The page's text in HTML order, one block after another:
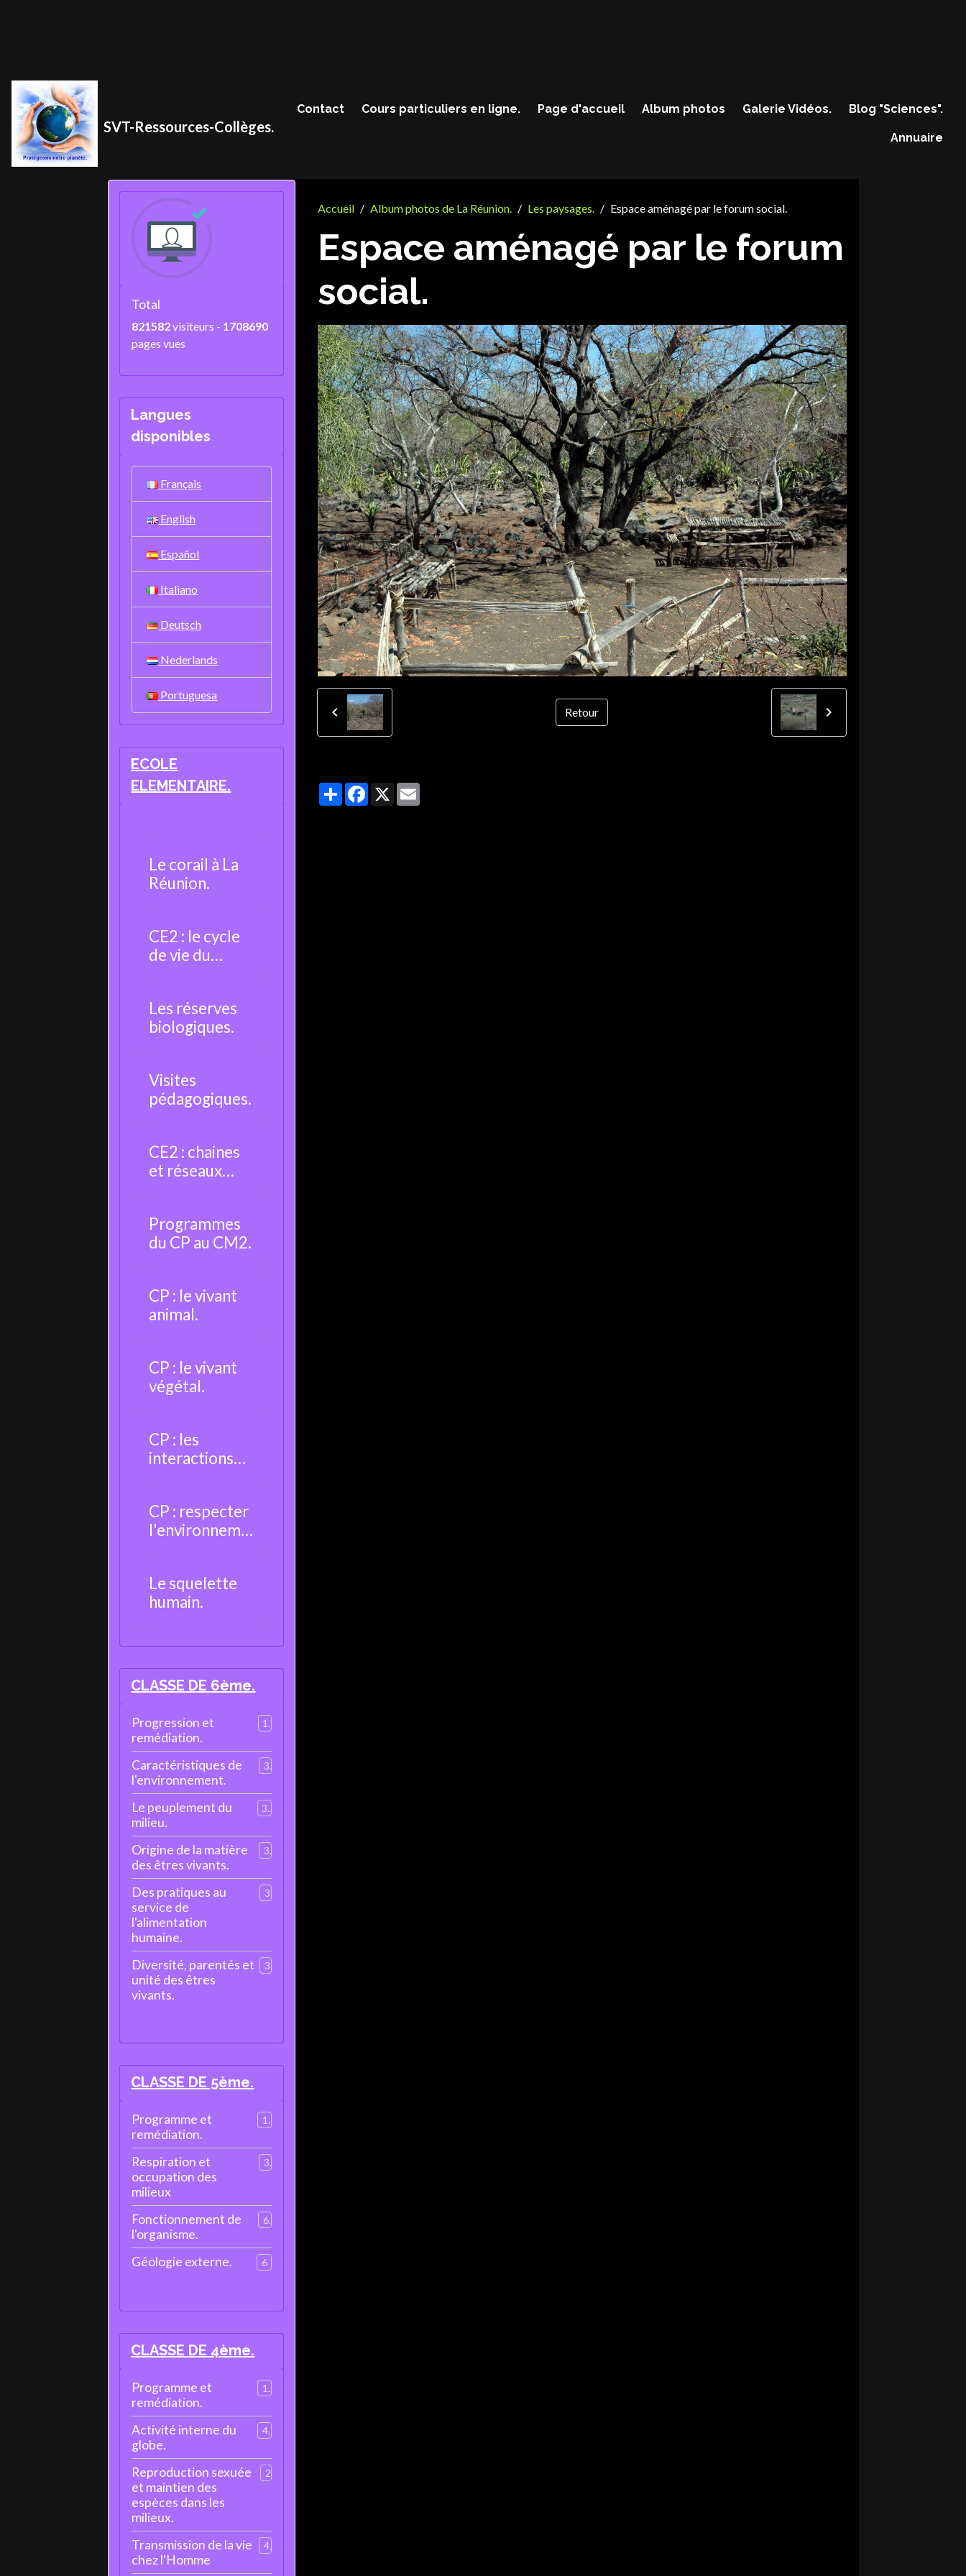
SVT-Ressources-Collèges.
Contact Cours particuliers en ligne. Page d'accueil Album photos Galerie Vidéos. Blog "Sciences".
Annuaire
Accueil Album photos de La Réunion. Les paysages. Espace aménagé par le forum social.
Espace aménagé par le forum
social.
Retour
PartagerFacebook
X
Total
821582visiteurs - 1708690
pages vues
Langues
disponibles
Français
English
Español
Italiano
Deutsch
Nederlands
Portuguesa
ECOLE
ELEMENTAIRE.
Le corail à La
Réunion.
CE2 : le cycle
de vie du
Les réserves
biologiques.
Visites
pédagogiques.
CE2 : chaines
et réseaux
Programmes
du CP au CM2.
CP : le vivant
animal.
CP : le vivant
végétal.
CP : les
interactions
CP : respecter
l'environneme
Le squelette
humain.
CLASSE DE 6ème.
Progression et
remédiation.
1
Caractéristiques de
l'environnement.
3
Le peuplement du
milieu.
3
Origine de la matière
des êtres vivants.
3
Des pratiques au
service de
l'alimentation
humaine.
Diversité, parentés et
unité des êtres
vivants.
CLASSE DE 5ème.
Programme et
remédiation.
1
Respiration et
occupation des
milieux
3
Fonctionnement de
l'organisme.
6
Géologie externe. 6
CLASSE DE 4ème.
Programme et
remédiation.
1
Activité interne du
globe.
4
Reproduction sexuée
et maintien des
espèces dans les
milieux.
Transmission de la vie
chez l'Homme
4